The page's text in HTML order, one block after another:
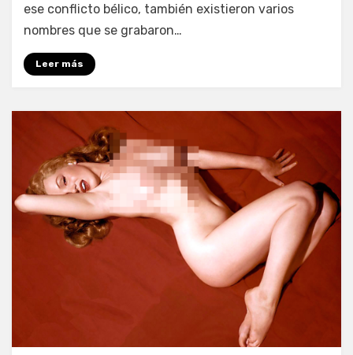
ese conflicto bélico, también existieron varios
nombres que se grabaron…
Leer más